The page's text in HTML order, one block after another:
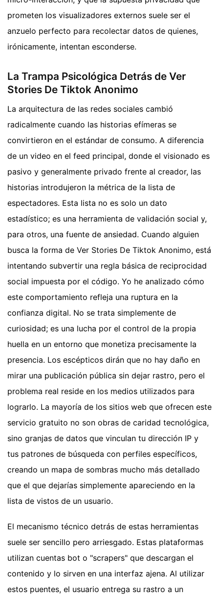
prometen los visualizadores externos suele ser el
anzuelo perfecto para recolectar datos de quienes,
irónicamente, intentan esconderse.
La Trampa Psicológica Detrás de Ver
Stories De Tiktok Anonimo
La arquitectura de las redes sociales cambió
radicalmente cuando las historias efímeras se
convirtieron en el estándar de consumo. A diferencia
de un video en el feed principal, donde el visionado es
pasivo y generalmente privado frente al creador, las
historias introdujeron la métrica de la lista de
espectadores. Esta lista no es solo un dato
estadístico; es una herramienta de validación social y,
para otros, una fuente de ansiedad. Cuando alguien
busca la forma de Ver Stories De Tiktok Anonimo, está
intentando subvertir una regla básica de reciprocidad
social impuesta por el código. Yo he analizado cómo
este comportamiento refleja una ruptura en la
confianza digital. No se trata simplemente de
curiosidad; es una lucha por el control de la propia
huella en un entorno que monetiza precisamente la
presencia. Los escépticos dirán que no hay daño en
mirar una publicación pública sin dejar rastro, pero el
problema real reside en los medios utilizados para
lograrlo. La mayoría de los sitios web que ofrecen este
servicio gratuito no son obras de caridad tecnológica,
sino granjas de datos que vinculan tu dirección IP y
tus patrones de búsqueda con perfiles específicos,
creando un mapa de sombras mucho más detallado
que el que dejarías simplemente apareciendo en la
lista de vistos de un usuario.
El mecanismo técnico detrás de estas herramientas
suele ser sencillo pero arriesgado. Estas plataformas
utilizan cuentas bot o "scrapers" que descargan el
contenido y lo sirven en una interfaz ajena. Al utilizar
estos puentes, el usuario entrega su rastro a un